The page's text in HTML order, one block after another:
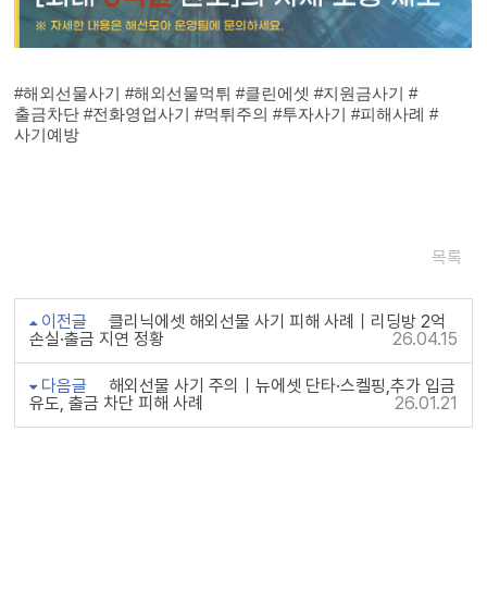
#해외선물사기 #해외선물먹튀 #클린에셋 #지원금사기 #
출금차단 #전화영업사기 #먹튀주의 #투자사기 #피해사례 #
사기예방
목록
이전글
클리닉에셋 해외선물 사기 피해 사례｜리딩방 2억
손실·출금 지연 정황
26.04.15
다음글
해외선물 사기 주의｜뉴에셋 단타·스켈핑,추가 입금
유도, 출금 차단 피해 사례
26.01.21